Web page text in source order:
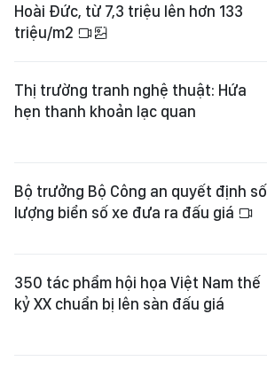
Hoài Đức, từ 7,3 triệu lên hơn 133
triệu/m2
Thị trường tranh nghệ thuật: Hứa
hẹn thanh khoản lạc quan
Bộ trưởng Bộ Công an quyết định số
lượng biển số xe đưa ra đấu giá
350 tác phẩm hội họa Việt Nam thế
kỷ XX chuẩn bị lên sàn đấu giá